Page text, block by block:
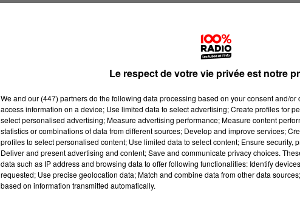
Le respect de votre vie privée est notre
We and our (447) partnersdo the following data processing based on your consent and/or
access information on a device; Use limited data to select advertising; Create profiles for
select personalised advertising; Measure advertising performance; Measure content
statistics or combinations of data from different sources; Develop and improve services;
profiles to select personalised content; Use limited data to select content; Ensure security,
Deliver and present advertising and content; Save and communicate privacy choices.
data such as IP address and browsing data to offer following functionalities: Identify
requested; Use precise geolocation data; Match and combine data from other data
based on information transmitted automatically.